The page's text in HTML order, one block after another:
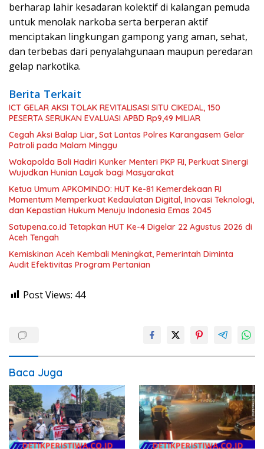
berharap lahir kesadaran kolektif di kalangan pemuda
untuk menolak narkoba serta berperan aktif
menciptakan lingkungan gampong yang aman, sehat,
dan terbebas dari penyalahgunaan maupun peredaran
gelap narkotika.
Berita Terkait
ICT GELAR AKSI TOLAK REVITALISASI SITU CIKEDAL, 150
PESERTA SERUKAN EVALUASI APBD Rp9,49 MILIAR
Cegah Aksi Balap Liar, Sat Lantas Polres Karangasem Gelar
Patroli pada Malam Minggu
Wakapolda Bali Hadiri Kunker Menteri PKP RI, Perkuat Sinergi
Wujudkan Hunian Layak bagi Masyarakat
Ketua Umum APKOMINDO: HUT Ke-81 Kemerdekaan RI
Momentum Memperkuat Kedaulatan Digital, Inovasi Teknologi,
dan Kepastian Hukum Menuju Indonesia Emas 2045
Satupena.co.id Tetapkan HUT Ke-4 Digelar 22 Agustus 2026 di
Aceh Tengah
Kemiskinan Aceh Kembali Meningkat, Pemerintah Diminta
Audit Efektivitas Program Pertanian
Post Views: 44
Baca Juga